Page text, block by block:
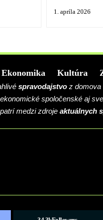
1. apríla 2026
Ekonomika Kultúra
spravodajstvo z domova
spoločenské aj
medzi zdroje aktuálnych